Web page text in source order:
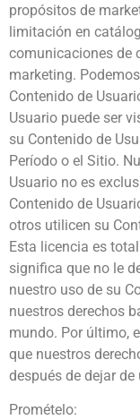
propósitos de
limitación en
comunicaciones de
marketing.
Contenido de
Usuario puede ser
su Contenido de
Período o el Sitio.
Usuario no es
Contenido de
otros utilicen su
Esta licencia es
significa que no le
nuestro uso de su
nuestros derechos
mundo. Por último,
que nuestros
después de dejar
Promételo: